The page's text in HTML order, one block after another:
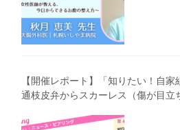
【開催レポート】「知りたい！自
通枝皮弁からスカーレス（傷が目立